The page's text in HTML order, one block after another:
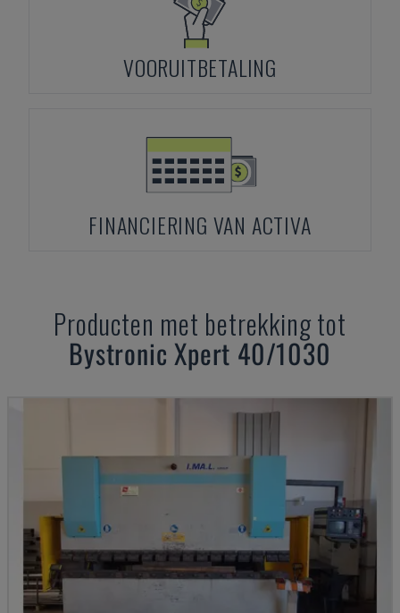
VOORUITBETALING
FINANCIERING VAN ACTIVA
Producten met betrekking tot
Bystronic Xpert 40/1030